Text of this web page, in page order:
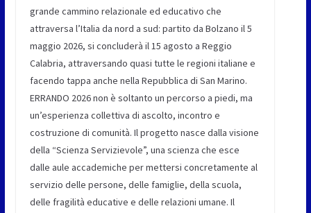
grande cammino relazionale ed educativo che
attraversa l’Italia da nord a sud: partito da Bolzano il 5
maggio 2026, si concluderà il 15 agosto a Reggio
Calabria, attraversando quasi tutte le regioni italiane e
facendo tappa anche nella Repubblica di San Marino.
ERRANDO 2026 non è soltanto un percorso a piedi, ma
un’esperienza collettiva di ascolto, incontro e
costruzione di comunità. Il progetto nasce dalla visione
della “Scienza Servizievole”, una scienza che esce
dalle aule accademiche per mettersi concretamente al
servizio delle persone, delle famiglie, della scuola,
delle fragilità educative e delle relazioni umane. Il